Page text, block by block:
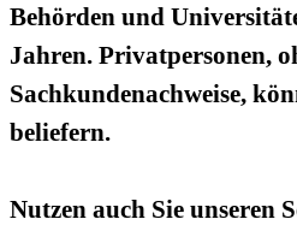
Behörden und
Jahren. Privatpersonen,
Sachkundenachweise,
beliefern.
Nutzen auch Sie unseren